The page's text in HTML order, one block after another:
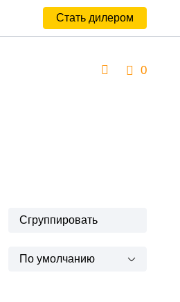
Стать дилером
0
Сгруппировать
По умолчанию